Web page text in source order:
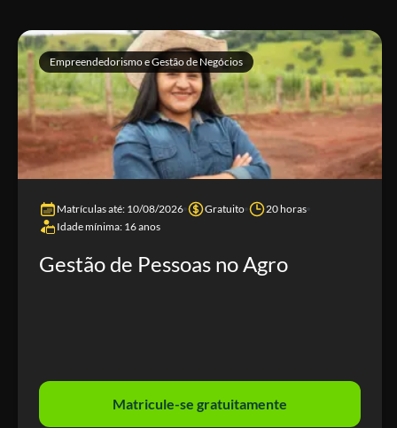
Empreendedorismo e Gestão de Negócios
Matrículas até: 10/08/2026 Gratuito
20 horas
Idade mínima: 16 anos
Gestão de Pessoas no Agro
Matricule-se gratuitamente